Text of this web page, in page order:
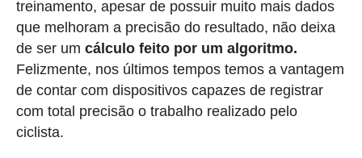
treinamento, apesar de possuir muito mais dados
que melhoram a precisão do resultado, não deixa
de ser um cálculo feito por um algoritmo.
Felizmente, nos últimos tempos temos a vantagem
de contar com dispositivos capazes de registrar
com total precisão o trabalho realizado pelo
ciclista.